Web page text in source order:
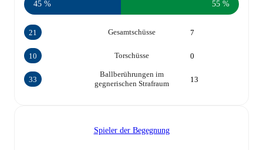
45 % 55 %
Gesamtschüsse
21 7
Torschüsse
10 0
Ballberührungen im
gegnerischen Strafraum
33 13
Spieler der Begegnung